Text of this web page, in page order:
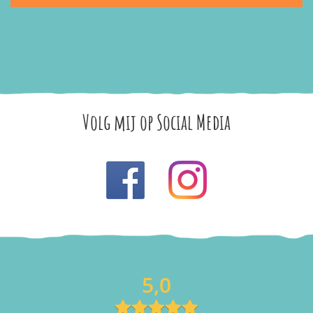
Volg mij op Social Media
5,0